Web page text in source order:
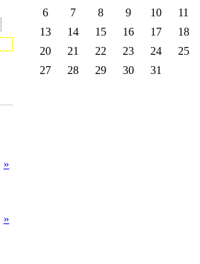
»
»
6
7 8 9 10
11
13
14 15 16 17
18
20
21 22 23 24
25
27
28 29 30 31